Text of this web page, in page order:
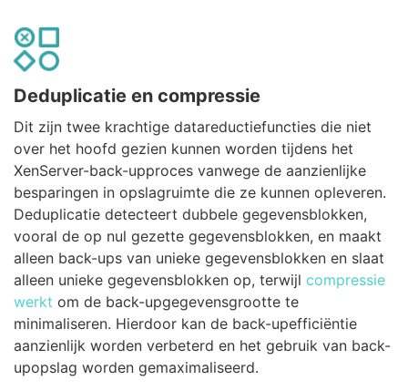
Deduplicatie en compressie
Dit zijn twee krachtige datareductiefuncties die niet
over het hoofd gezien kunnen worden tijdens het
XenServer-back-upproces vanwege de aanzienlijke
besparingen in opslagruimte die ze kunnen opleveren.
Deduplicatie detecteert dubbele gegevensblokken,
vooral de op nul gezette gegevensblokken, en maakt
alleen back-ups van unieke gegevensblokken en slaat
alleen unieke gegevensblokken op, terwijl compressie
werkt om de back-upgegevensgrootte te
minimaliseren. Hierdoor kan de back-upefficiëntie
aanzienlijk worden verbeterd en het gebruik van back-
upopslag worden gemaximaliseerd.